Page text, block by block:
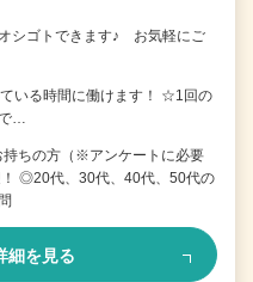
シゴトできます♪ お気軽にご
いる時間に働けます！ ☆1回の
…
ちの方（※アンケートに必要
◎20代、30代、40代、50代の
細を見る